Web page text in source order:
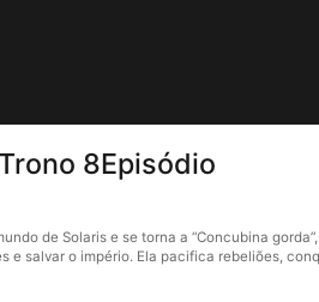
8Episódio
de Solaris e se torna a “Concubina
salvar o império. Ela pacifica rebeliões,